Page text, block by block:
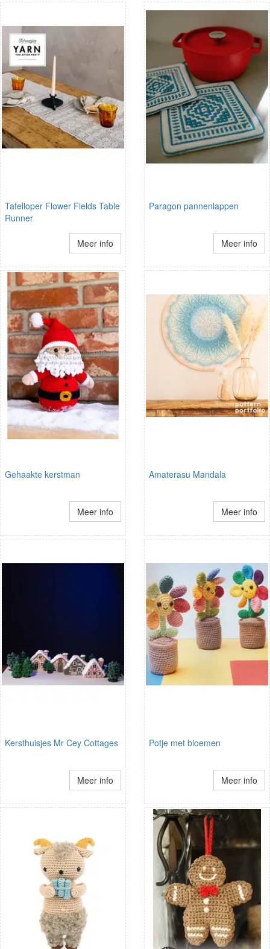
Tafelloper Flower Fields Table
Runner
Meer info
Paragon pannenlappen
Meer info
Gehaakte kerstman
Meer info
Amaterasu Mandala
Meer info
Kersthuisjes Mr Cey Cottages
Meer info
Potje met bloemen
Meer info